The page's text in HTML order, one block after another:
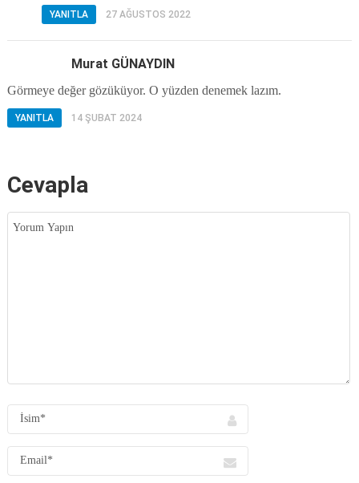
YANITLA 27 AĞUSTOS 2022
Murat GÜNAYDIN
Görmeye değer gözüküyor. O yüzden denemek lazım.
YANITLA 14 ŞUBAT 2024
Cevapla